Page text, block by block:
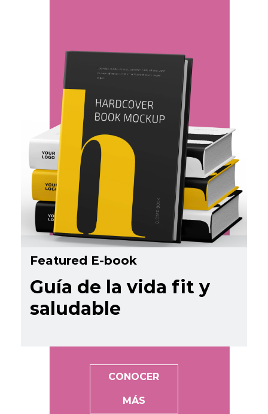
Featured E-book
Guía de la vida fit y
saludable
CONOCER
MÁS